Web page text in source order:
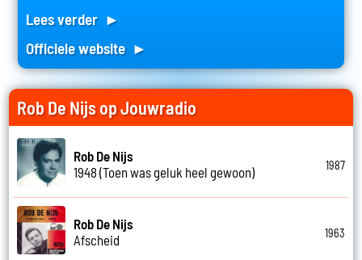
Lees verder ►
Officiele website ►
Rob De Nijs op Jouwradio
Rob De Nijs
1948 (Toen was geluk heel gewoon)
1987
Rob De Nijs
Afscheid
1963